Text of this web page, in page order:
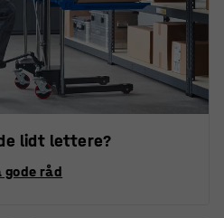
lidt lettere?
råd